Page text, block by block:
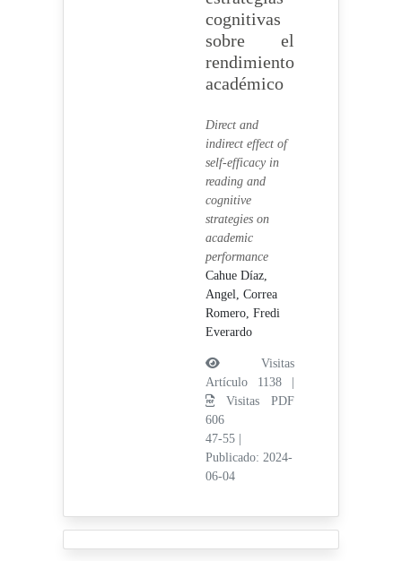
cognitivas
sobre el
rendimiento
académico
Direct and
indirect effect of
self-efficacy in
reading and
cognitive
strategies on
academic
performance
Cahue Díaz,
Angel, Correa
Romero, Fredi
Everardo
Visitas
Artículo 1138 |
Visitas PDF
606
47-55
Publicado: 2024-
06-04